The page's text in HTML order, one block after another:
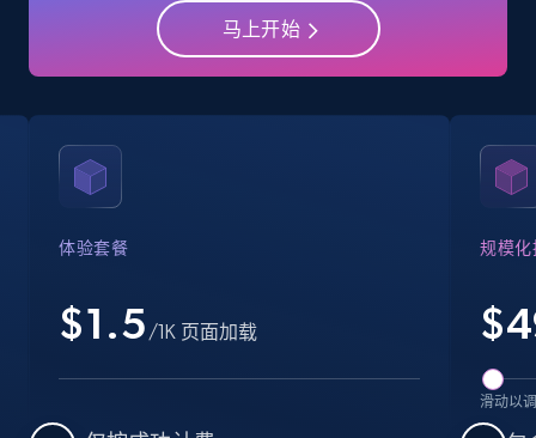
1.6K+ 注册使用
Crunchbase companies information -
Searching data by keyword
Name, URL, ID, Cb rank, Region, About,
Industries, Operating status, and more.
马上开始
体验套餐
$1.5 /1K 页面加载
规模化
$
滑动以